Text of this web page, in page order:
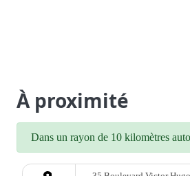
À proximité
Dans un rayon de 10 kilomètres